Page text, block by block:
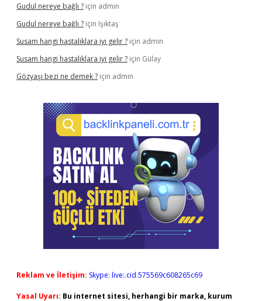
Gudul nereye bağlı ? için admin
Gudul nereye bağlı ? için Işıktaş
Susam hangi hastalıklara iyi gelir ? için admin
Susam hangi hastalıklara iyi gelir ? için Gülay
Gözyaşı bezi ne demek ? için admin
Reklam ve İletişim: Skype: live:.cid.575569c608265c69
Yasal Uyarı: Bu internet sitesi, herhangi bir marka, kurum